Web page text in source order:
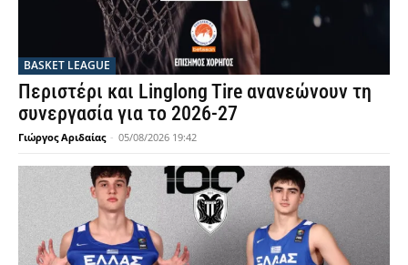
BASKET LEAGUE
Περιστέρι και Linglong Tire ανανεώνουν τη
συνεργασία για το 2026-27
Γιώργος Αριδαίας - 05/08/2026 19:42